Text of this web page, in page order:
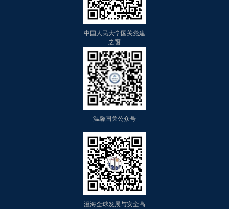
中国人民大学国关党建
之窗
温馨国关公众号
澄海全球发展与安全高